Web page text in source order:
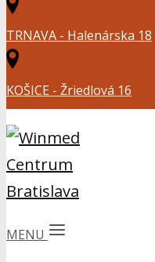
TRNAVA - Halenárska 18
KOŠICE - Žriedlová 16
MENU